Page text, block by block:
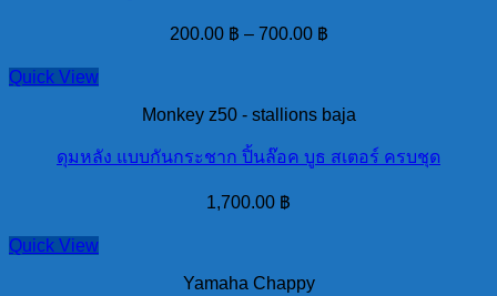
200.00 ฿ – 700.00 ฿
Quick View
Monkey z50 - stallions baja
ดุมหลัง แบบกันกระชาก ปิ้นล๊อค บูธ สเตอร์ ครบชุด
1,700.00 ฿
Quick View
Yamaha Chappy